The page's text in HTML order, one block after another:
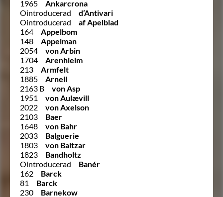
1965
Ankarcrona
Ointroducerad
d’Antivari
Ointroducerad
af Apelblad
164
Appelbom
148
Appelman
2054
von Arbin
1704
Arenhielm
213
Armfelt
1885
Arnell
2163 B
von Asp
1951
von Aulævill
2022
von Axelson
2103
Baer
1648
von Bahr
2033
Balguerie
1803
von Baltzar
1823
Bandholtz
Ointroducerad
Banér
162
Barck
81
Barck
230
Barnekow